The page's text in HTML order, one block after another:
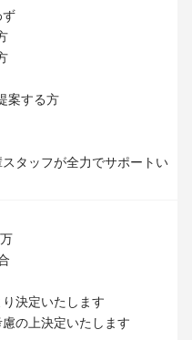
案する方
タッフが全力でサポートい
決定いたします
の上決定いたします